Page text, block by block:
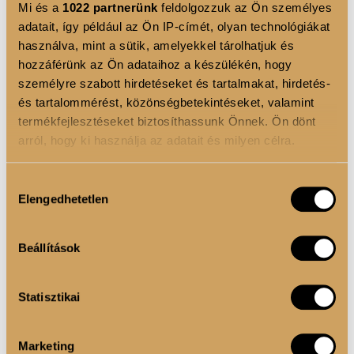
Mi és a 1022 partnerünk feldolgozzuk az Ön személyes
adatait, így például az Ön IP-címét, olyan technológiákat
használva, mint a sütik, amelyekkel tárolhatjuk és
hozzáférünk az Ön adataihoz a készülékén, hogy
személyre szabott hirdetéseket és tartalmakat, hirdetés-
és tartalommérést, közönségbetekintéseket, valamint
termékfejlesztéseket biztosíthassunk Önnek. Ön dönt
arról, hogy ki használja az adatait és milyen célra.
Információgyűjtés az Ön földrajzi elhelyezkedéséről
Az Ön készülékén beazonosítása annak konkrét
tulajdonságainak (ujjlenyomat) aktív ellenőrzésével
módjairól és adja meg preferenciáit a
kiválasztása
Elengedhetetlen
Beállítások
Statisztikai
Marketing
feltölti az ajkak finom barázdáit.
Intenzív ápolás és egész napos kényelmes
viselet.
Optikailag dúsabb, teltebb ajkak hatása a
fényvisszaverő formulának köszönhetően.
Építhető színintenzitása sokoldalú
sminkekért.
A Luxoya Color Shine nem csupán egy rúzs – valódi
szépségedet. Legyen szó visszafogottabb, vagy
tökéletes választás.